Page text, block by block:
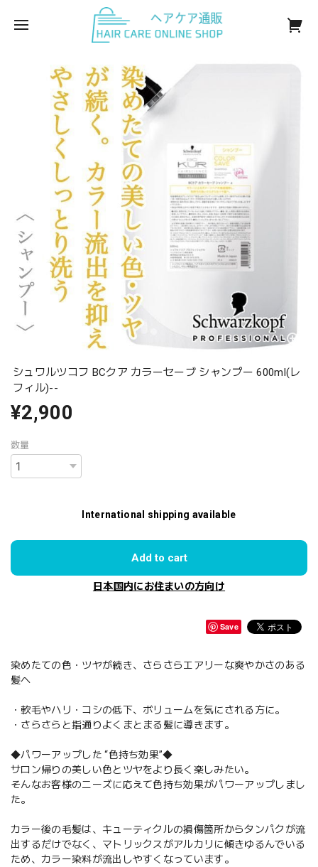
シュワルツコフ BCクア カラーセーブ シャンプー 600ml(レ
フィル)--
¥2,900
数量
International shipping available
Add to cart
日本国内にお住まいの方向け
Save
染めたての色・ツヤが続き、さらさらエアリーな爽やかさのある
髪へ
・軟毛やハリ・コシの低下、ボリュームを気にされる方に。
・さらさらと指通りよくまとまる髪に導きます。
◆パワーアップした “色持ち効果”◆
サロン帰りの美しい色とツヤをより長く楽しみたい。
そんなお客様のニーズに応えて色持ち効果がパワーアップしまし
た。
カラー後の毛髪は、キューティクルの損傷箇所からタンパクが流
出するだけでなく、マトリックスがアルカリに傾きゆるんでいる
ため、カラー染料が流出しやすくなっています。